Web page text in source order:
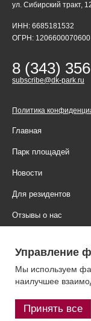
ул. Сибирский тракт,
ИНН: 6685181532
ОГРН: 1206600070600
8 (343)
subscribe@dk-park.ru
Политика
Главная
Парк площадей
Новости
Для резидентов
Отзывы о нас
Контакты
Управление
Мы используем
наилучшее
Принять все